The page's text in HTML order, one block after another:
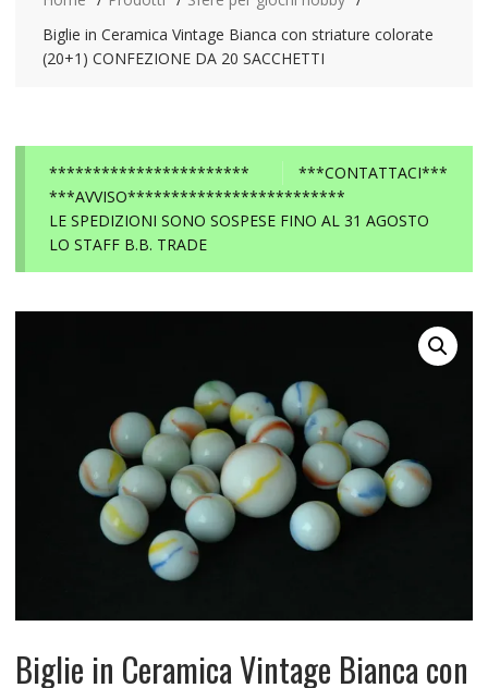
Biglie in Ceramica Vintage Bianca con striature colorate
(20+1) CONFEZIONE DA 20 SACCHETTI
***CONTATTACI***
***********************
***AVVISO*************************
LE SPEDIZIONI SONO SOSPESE FINO AL 31 AGOSTO
LO STAFF B.B. TRADE
Biglie in Ceramica Vintage Bianca con